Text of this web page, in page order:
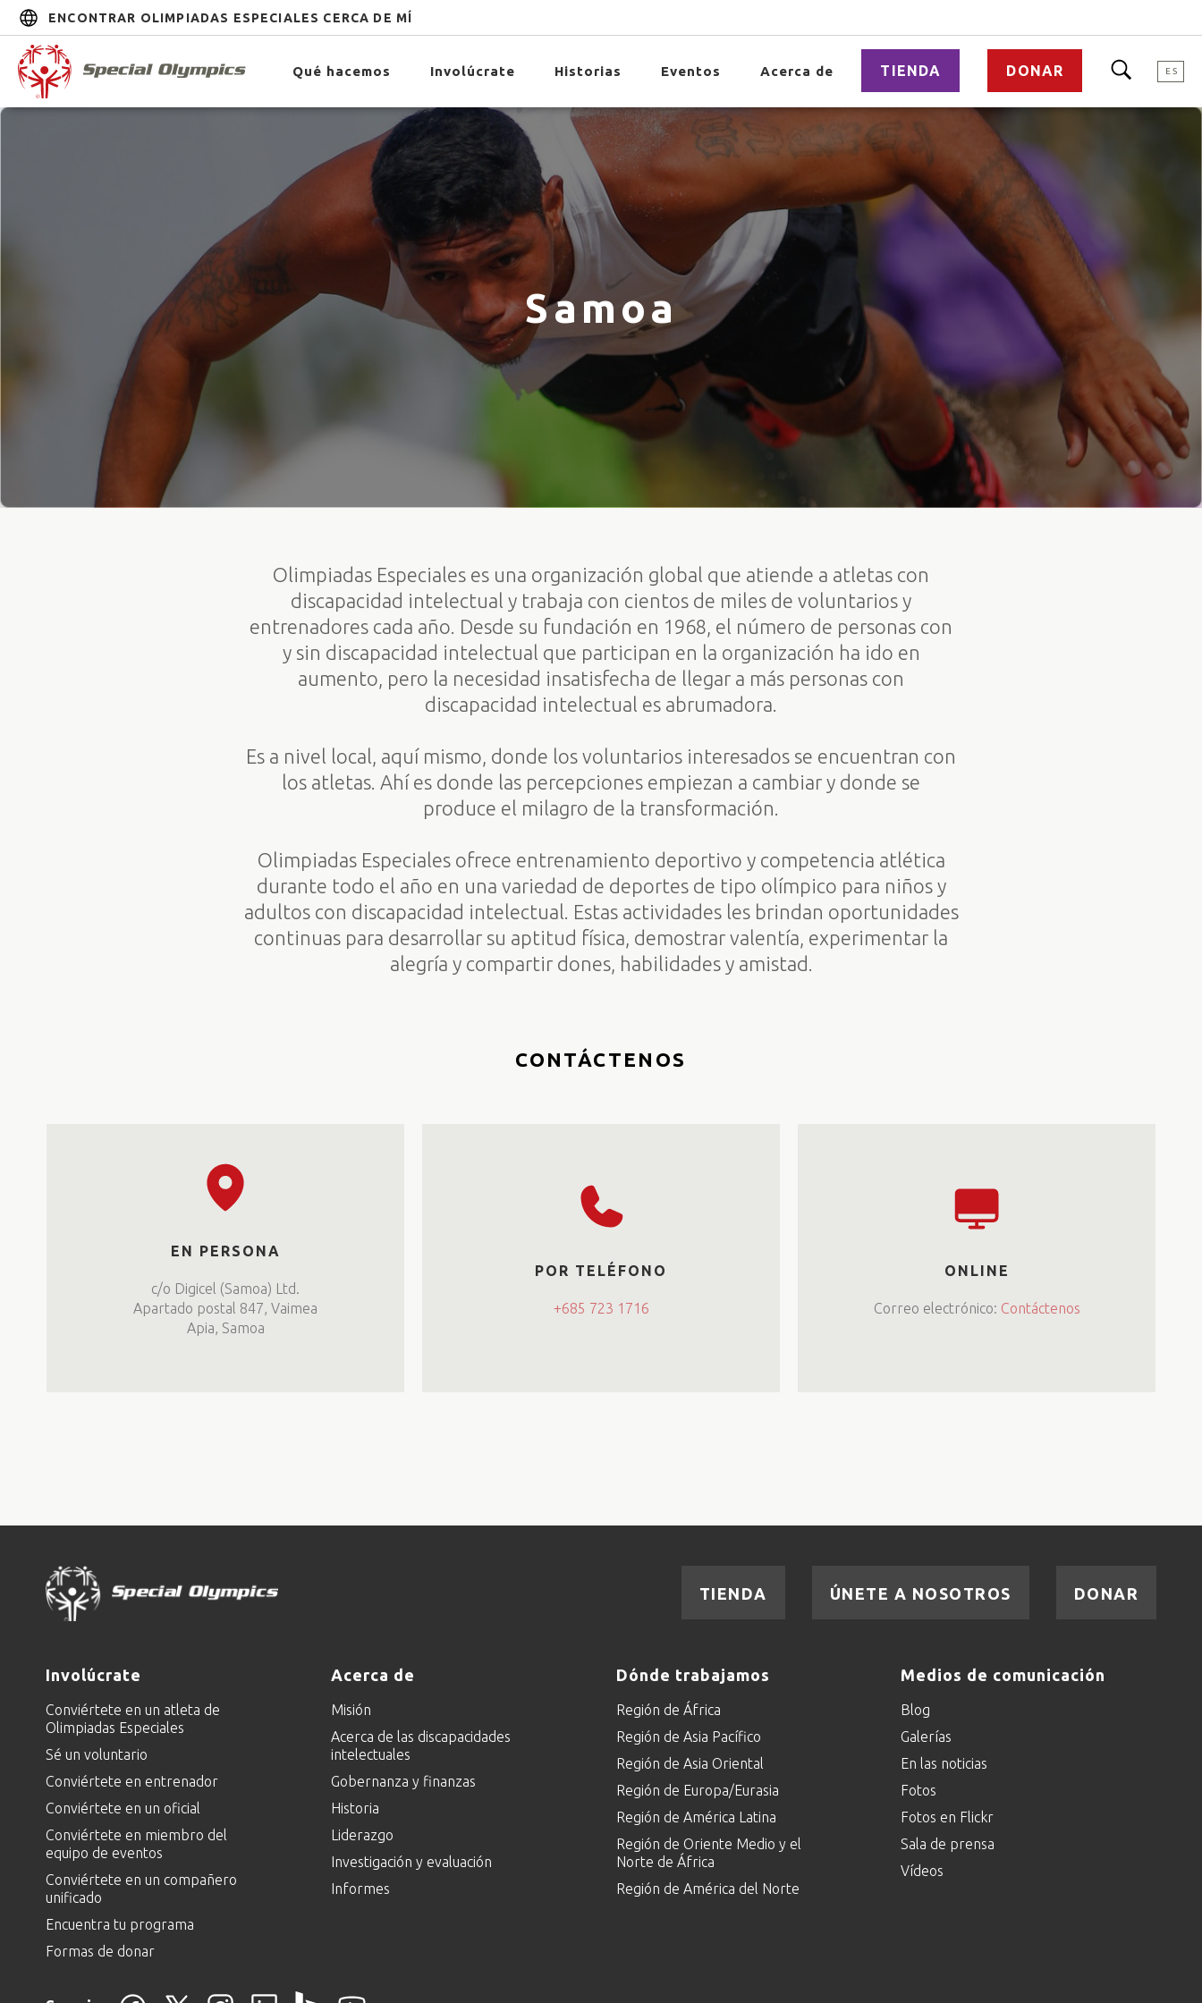
ENCONTRAR OLIMPIADAS ESPECIALES CERCA DE MÍ
Qué hacemos Involúcrate Historias Eventos Acerca de TIENDA DONAR ES
Samoa
Olimpiadas Especiales es una organización global que atiende a atletas con
discapacidad intelectual y trabaja con cientos de miles de voluntarios y
entrenadores cada año. Desde su fundación en 1968, el número de personas con
y sin discapacidad intelectual que participan en la organización ha ido en
aumento, pero la necesidad insatisfecha de llegar a más personas con
discapacidad intelectual es abrumadora.
Es a nivel local, aquí mismo, donde los voluntarios interesados se encuentran con
los atletas. Ahí es donde las percepciones empiezan a cambiar y donde se
produce el milagro de la transformación.
Olimpiadas Especiales ofrece entrenamiento deportivo y competencia atlética
durante todo el año en una variedad de deportes de tipo olímpico para niños y
adultos con discapacidad intelectual. Estas actividades les brindan oportunidades
continuas para desarrollar su aptitud física, demostrar valentía, experimentar la
alegría y compartir dones, habilidades y amistad.
CONTÁCTENOS
EN PERSONA
c/o Digicel (Samoa) Ltd.
Apartado postal 847, Vaimea
Apia, Samoa
POR TELÉFONO
+685 723 1716
ONLINE
Correo electrónico: Contáctenos
DONAR
ÚNETE A NOSOTROS
TIENDA
Involúcrate
Conviértete en un atleta de
Olimpiadas Especiales
Sé un voluntario
Conviértete en entrenador
Conviértete en un oficial
Conviértete en miembro del
equipo de eventos
Conviértete en un compañero
unificado
Encuentra tu programa
Formas de donar
Acerca de
Misión
Acerca de las discapacidades
intelectuales
Gobernanza y finanzas
Historia
Liderazgo
Investigación y evaluación
Informes
Dónde trabajamos
Región de África
Región de Asia Pacífico
Región de Asia Oriental
Región de Europa/Eurasia
Región de América Latina
Región de Oriente Medio y el
Norte de África
Región de América del Norte
Medios de comunicación
Blog
Galerías
En las noticias
Fotos
Fotos en Flickr
Sala de prensa
Vídeos